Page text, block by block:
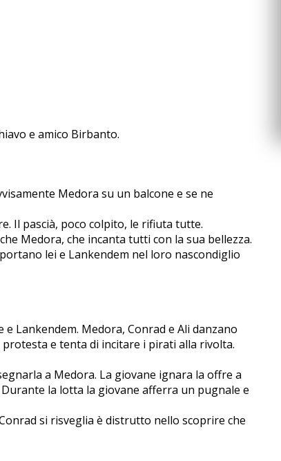
e amico Birbanto.
Medora su un balcone e se ne
Il pascià, poco colpito, le rifiuta tutte.
Medora, che incanta tutti con la sua bellezza.
lei e Lankendem nel loro nascondiglio
Lankendem. Medora, Conrad e Ali danzano
e tenta di incitare i pirati alla rivolta.
a Medora. La giovane ignara la offre a
la lotta la giovane afferra un pugnale e
si risveglia è distrutto nello scoprire che